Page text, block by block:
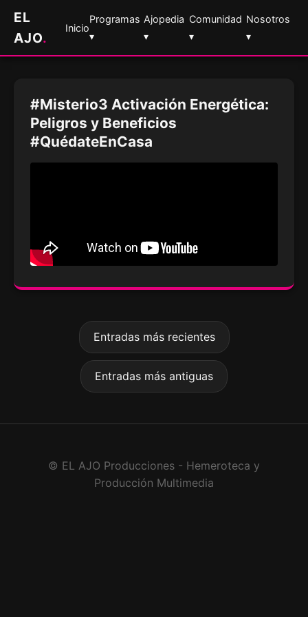
EL
AJO.
Inicio
Programas
▾
Ajopedia
▾
Comunidad
▾
Nosotros
▾
#Misterio3 Activación Energética:
Peligros y Beneficios
#QuédateEnCasa
Entradas más recientes
Entradas más antiguas
© EL AJO Producciones - Hemeroteca y
Producción Multimedia